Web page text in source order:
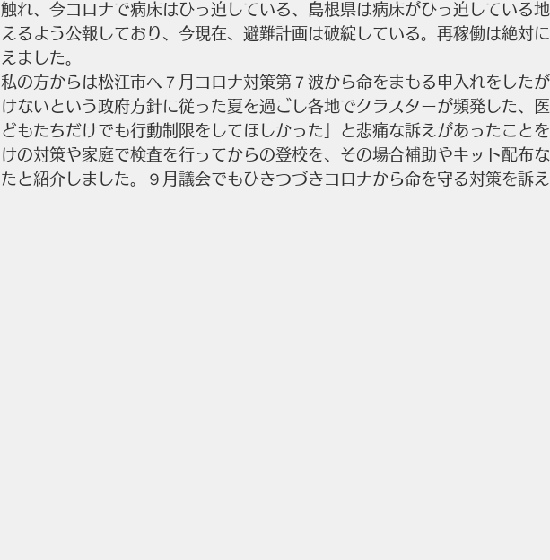
触れ、今コロナで病床はひっ迫している、島根県は病床がひっ迫している
えるよう公報しており、今現在、避難計画は破綻している。再稼働は絶対
えました。
私の方からは松江市へ７月コロナ対策第７波から命をまもる申入れをした
けないという政府方針に従った夏を過ごし各地でクラスターが頻発した、
どもたちだけでも行動制限をしてほしかった」と悲痛な訴えがあったこと
けの対策や家庭で検査を行ってからの登校を、その場合補助やキット配布
たと紹介しました。９月議会でもひきつづきコロナから命を守る対策を訴え